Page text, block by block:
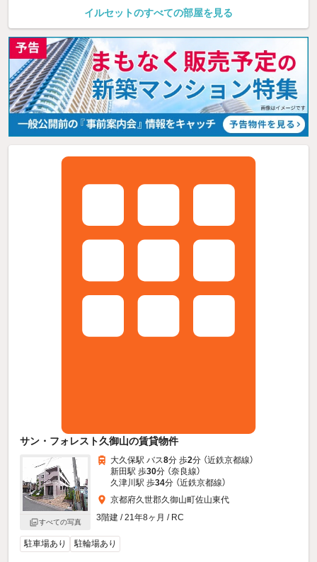
イルセットのすべての部屋を見る
サン・フォレスト久御山の賃貸物件
すべての写真
大久保駅 バス8分 歩2分 （近鉄京都線）
新田駅 歩30分 （奈良線）
久津川駅 歩34分 （近鉄京都線）
京都府久世郡久御山町佐山東代
3階建 / 21年8ヶ月 / RC
駐車場あり 駐輪場あり